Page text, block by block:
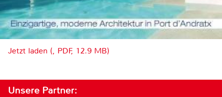
Jetzt laden (, PDF, 12.9 MB)
Unsere Partner: